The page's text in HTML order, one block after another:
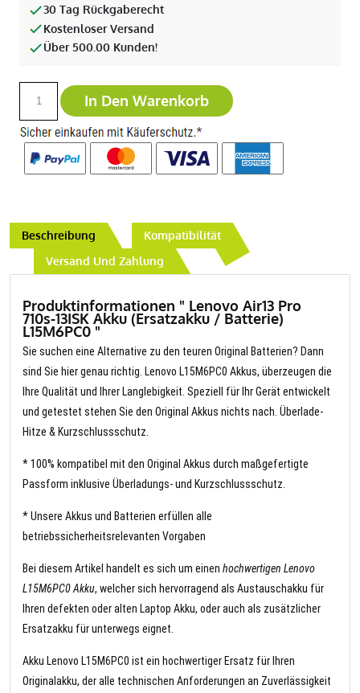
30 Tag Rückgaberecht
Kostenloser Versand
Über 500.00 Kunden!
In Den Warenkorb
Beschreibung
Kompatibilität
Versand Und Zahlung
Produktinformationen " Lenovo Air13 Pro
710s-13ISK Akku (Ersatzakku / Batterie)
L15M6PC0 "
Sie suchen eine Alternative zu den teuren Original Batterien? Dann
sind Sie hier genau richtig. Lenovo L15M6PC0 Akkus, überzeugen die
Ihre Qualität und Ihrer Langlebigkeit. Speziell für Ihr Gerät entwickelt
und getestet stehen Sie den Original Akkus nichts nach. Überlade-
Hitze & Kurzschlussschutz.
* 100% kompatibel mit den Original Akkus durch maßgefertigte
Passform inklusive Überladungs- und Kurzschlussschutz.
* Unsere Akkus und Batterien erfüllen alle
betriebssicherheitsrelevanten Vorgaben
Bei diesem Artikel handelt es sich um einen hochwertigen Lenovo
L15M6PC0 Akku, welcher sich hervorragend als Austauschakku für
Ihren defekten oder alten Laptop Akku, oder auch als zusätzlicher
Ersatzakku für unterwegs eignet.
Akku Lenovo L15M6PC0 ist ein hochwertiger Ersatz für Ihren
Originalakku, der alle technischen Anforderungen an Zuverlässigkeit